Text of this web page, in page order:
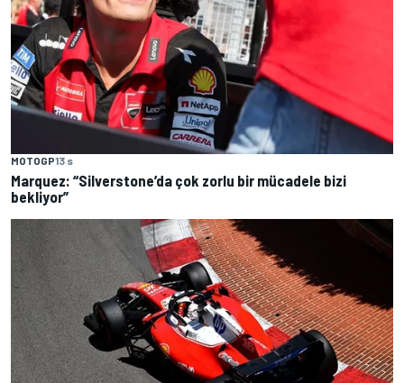
MOTOGP13 s
Marquez: “Silverstone’da çok zorlu bir mücadele bizi
bekliyor”